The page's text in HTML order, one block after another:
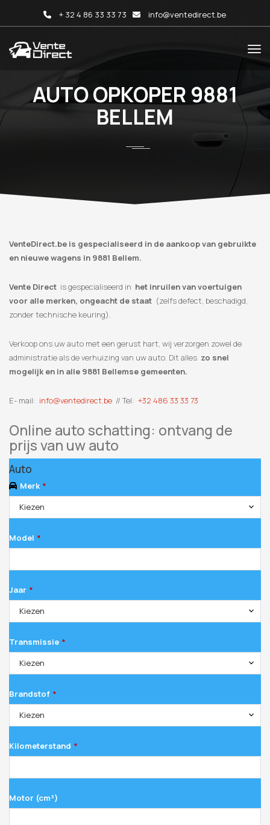
+ 32 4 86 33 33 73 info@ventedirect.be
AUTO OPKOPER 9881
BELLEM
VenteDirect.be is gespecialiseerd in de aankoop van gebruikte
en nieuwe wagens in 9881 Bellem.
Vente Direct is gespecialiseerd in het inruilen van voertuigen
voor alle merken, ongeacht de staat (zelfs defect, beschadigd,
zonder technische keuring).
Verkoop ons uw auto met een gerust hart, wij verzorgen zowel de
administratie als de verhuizing van uw auto. Dit alles zo snel
mogelijk en in alle 9881 Bellemse gemeenten.
E- mail: info@ventedirect.be // Tel: +32 486 33 33 73
Online auto schatting: ontvang de
prijs van uw auto
Auto
Merk *
Kiezen
Model *
Jaar *
Kiezen
Transmissie *
Kiezen
Brandstof *
Kiezen
Kilometerstand *
Motor (cm³)